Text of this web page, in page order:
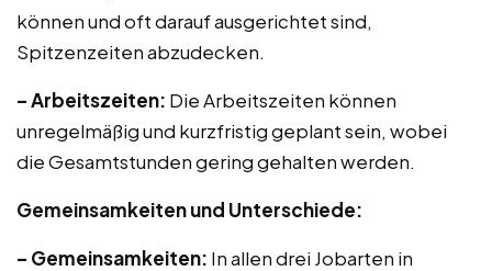
können und oft darauf ausgerichtet sind,
Spitzenzeiten abzudecken.
– Arbeitszeiten: Die Arbeitszeiten können
unregelmäßig und kurzfristig geplant sein, wobei
die Gesamtstunden gering gehalten werden.
Gemeinsamkeiten und Unterschiede:
– Gemeinsamkeiten: In allen drei Jobarten in